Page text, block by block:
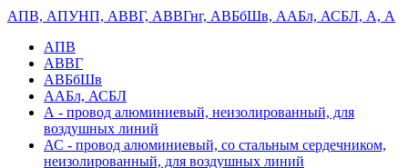
АПВ, АПУНП, АВВГ, АВВГнг, АВБбШв, ААБл, АСБЛ, А, А
АПВ
АВВГ
АВБбШв
ААБл, АСБЛ
А - провод алюминиевый, неизолированный, для
воздушных линий
АС - провод алюминиевый, со стальным сердечником,
неизолированный, для воздушных линий